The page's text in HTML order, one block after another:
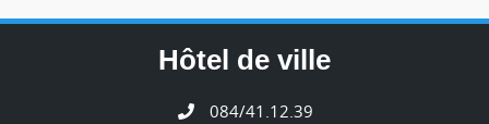
Hôtel de ville
084/41.12.39